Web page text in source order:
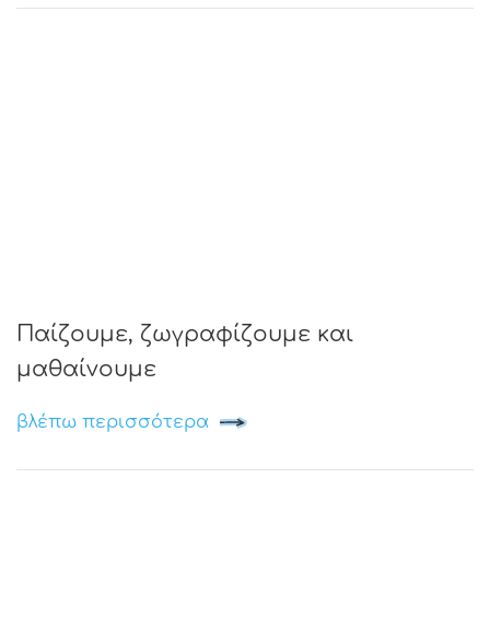
Παίζουμε, ζωγραφίζουμε και
μαθαίνουμε
βλέπω περισσότερα